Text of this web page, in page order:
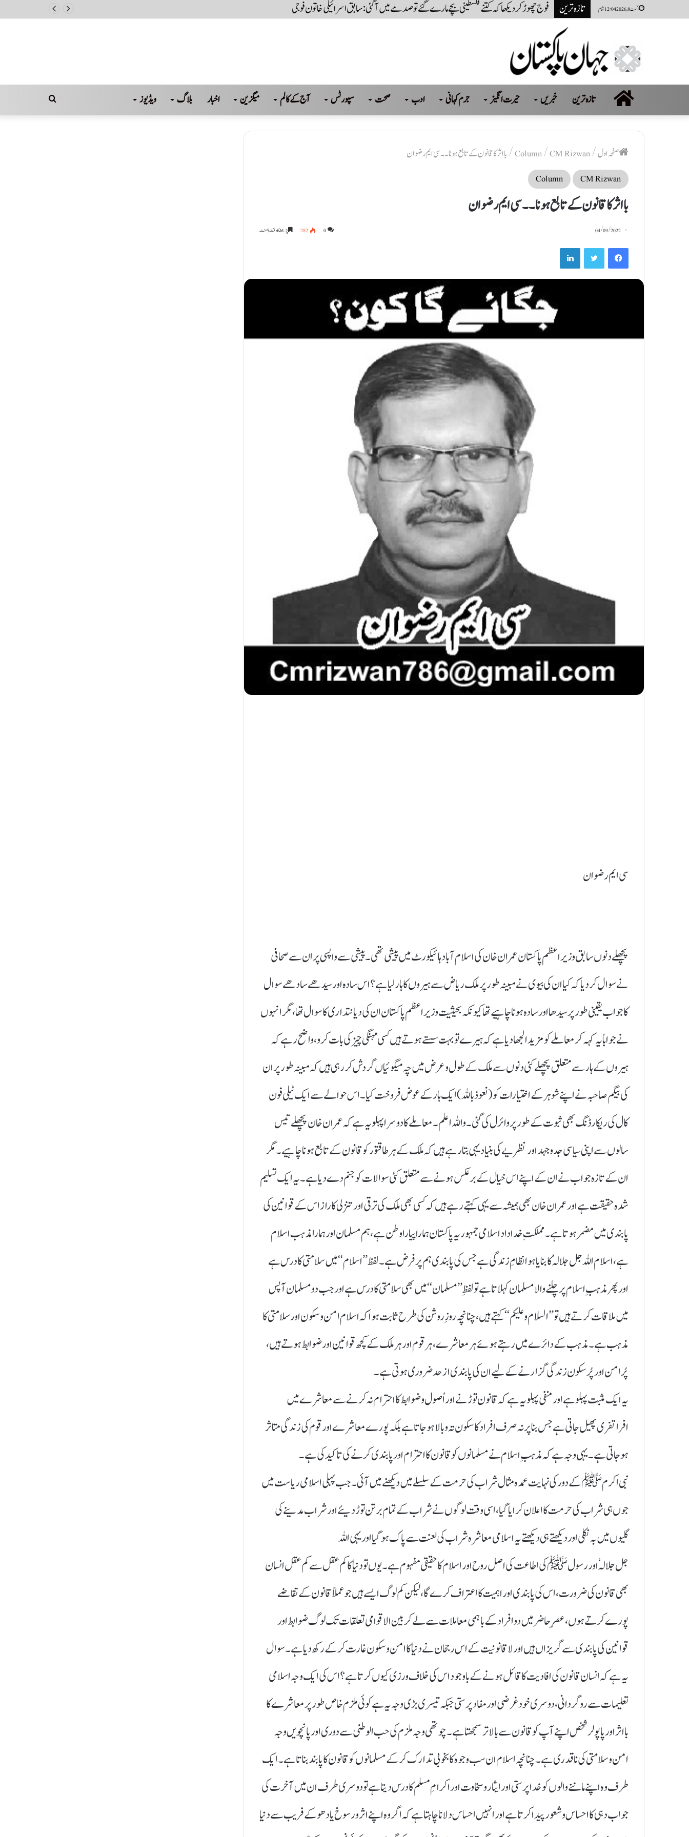
اگست 8, 2026 12:04 شام تازہ ترین نظام ناکام نہیں ناکام کروایاگیا ہے، جب تک عوام کی حاکمیت تسلیم نہیں کریں گے تب تک سسٹم نہیں چل پائےگا: بلاول
صفحہ
اول
تازہ ترین خبریں حیرت انگیز جرم کہانی ادب صحت سپورٹس آج کے کالم میگزین اخبار بلاگ ویڈیوز Search
صفحہ اول /
Column/CM Rizwan
/بااثر کا قانون کے تابع ہونا ۔۔ سی ایم رضوان
CM Rizwan
Column
بااثر کا قانون کے تابع ہونا ۔۔ سی ایم رضوان
04/09/2022
0
282 پڑھنے کا وقت 5 منٹ
Facebook
Twitter
LinkedIn
سی ایم رضوان
پچھلے دنوں سابق وزیراعظم پاکستان عمران خان کی اسلام آباد ہائیکورٹ میں پیشی تھی۔ پیشی سے واپسی پر ان سے صحافی
نے سوال کر دیا کہ کیا ان کی بیوی نے مبینہ طور پر ملک ریاض سے ہیروں کا ہار لیا ہے؟ اس سادہ اور سیدھے سادھے سوال
کا جواب یقینی طور پر سیدھا اور سادہ ہونا چاہیے تھاکیونکہ بحیثیت وزیراعظم پاکستان ان کی دیانتداری کا سوال تھا، مگر انہوں
نے جواباً یہ کہہ کر معاملے کو مزید الجھا دیا ہے کہ ہیرے تو بہت سستے ہوتے ہیں کسی مہنگی چیز کی بات کرو، واضح رہے کہ
ہیروں کے ہار سے متعلق پچھلے کئی دنوں سے ملک کے طول و عرض میں چہ میگوئیاں گردش کررہی ہیں کہ مبینہ طور پر ان
کی بیگم صاحبہ نے اپنے شوہر کے اختیارات کو (نعوذباللہ) ایک ہار کے عوض فروخت کیا۔ اس حوالے سے ایک ٹیلی فون
کال کی ریکارڈنگ بھی ثبوت کے طور پر وائرل کی گئی۔ واللہ اعلم۔ معاملے کا دوسرا پہلو یہ ہے کہ عمران خان پچھلے تیس
سالوں سے اپنی سیاسی جدوجہد اور نظریے کی بنیاد یہی بتا رہے ہیں کہ ملک کے ہر طاقتور کو قانون کے تابع ہونا چاہیے۔ مگر
ان کے تازہ جواب نے ان کے اپنے اس خیال کے برعکس ہونے سے متعلق کئی سوالات کو جنم دے دیا ہے۔ یہ ایک تسلیم
شدہ حقیقت ہے اور عمران خان بھی ہمیشہ سے یہی کہتے رہے ہیں کہ کسی بھی ملک کی ترقی اور تنزلی کا راز اس کے قوانین کی
پابندی میں مضمر ہوتا ہے۔ مملکتِ خداداد اسلامی جمہوریہ پاکستان ہمارا پیارا وطن ہے ، ہم مسلمان اورہمارا مذہب اسلام
ہے، اسلام اللہ جل جلالہٗ کا بنایا ہوا نظامِ زندگی ہے جس کی پابندی ہم پر فرض ہے۔ لفظ ’’اسلام‘‘ میں سلامتی کا درس ہے
اور پھر مذہبِ اسلام پر چلنے والا مسلمان کہلاتا ہے تو لفظِ ’’مسلمان‘‘ میں بھی سلامتی کا درس ہے اور جب دو مسلمان آپس
میں ملاقات کرتے ہیں تو ’’السلام و علیکم‘‘ کہتے ہیں، چنانچہ روزِ روشن کی طرح ثابت ہوا کہ اسلام امن وسکون اور سلامتی کا
مذہب ہے۔ مذہب کے دائرے میں رہتے ہوئے ہر معاشرے، ہرقوم اور ہرملک کے کچھ قوانین اور ضوابط ہوتے ہیں،
پُرامن اور پُر سکون زندگی گزارنے کے لیے ان کی پابندی از حد ضروری ہوتی ہے۔
یہ ایک مثبت پہلو ہے اور منفی پہلو یہ ہے کہ قانون توڑنے اور اُصول وضوابط کا احترام نہ کرنے سے معاشرے میں
افراتفری پھیل جاتی ہے جس بنا پر نہ صرف افراد کا سکون تہ و بالا ہوجاتاہے بلکہ پورے معاشرے اور قوم کی زندگی متاثر
ہوجاتی ہے۔ یہی وجہ ہے کہ مذہبِ اسلام نے مسلمانوں کو قانون کا احترام اور پابندی کرنے کی تاکید کی ہے۔
نبی اکرم ﷺکے دور کی نہایت عمدہ مثال شراب کی حرمت کے سلسلے میں دیکھنے میں آئی۔ جب پہلی اسلامی ریاست میں
جوں ہی شراب کی حرمت کا اعلان کرایا گیا، اسی وقت لوگوں نے شراب کے تمام برتن توڑ دیئے اور شراب مدینے کی
گلیوں میں بہ نکلی اور دیکھتے ہی دیکھتے یہ اسلامی معاشرہ شراب کی لعنت سے پاک ہوگیا اور یہی اللہ
جل جلالہٗ اور رسول ﷺکی اطاعت کی اصل روح اور اسلام کا حقیقی مفہوم ہے۔یوں تو دنیا کا کم عقل سے کم عقل انسان
بھی قانون کی ضرورت، اس کی پابندی اور اہمیت کا اعتراف کرے گا، لیکن کم لوگ ایسے ہیں جو عملاً قانون کے تقاضے
پورے کرتے ہوں، عصرِ حاضر میں دو افراد کے باہمی معاملات سے لے کر بین الاقوامی تعلقات تک لوگ ضوابط اور
قوانین کی پابندی سے گریزاں ہیں اور لاقانونیت کے اس رجحان نے دنیا کا امن وسکون غارت کر کے رکھ دیا ہے۔ سوال
یہ ہے کہ انسان قانون کی افادیت کا قائل ہونے کے باوجود اس کی خلاف ورزی کیوں کرتا ہے؟ اس کی ایک وجہ اسلامی
تعلیمات سے روگردانی، دوسری خود غرضی اور مفاد پرستی جبکہ تیسری بڑی وجہ یہ ہے کوئی ملزم خاص طور پر معاشرے کا
بااثر اور پاپولر شخص اپنے آپ کو قانون سے بالا تر سمجھتا ہے۔ چوتھی وجہ ملزم کی حب الوطنی سے دوری اورپانچویں وجہ
امن وسلامتی کی ناقدری ہے۔ چنانچہ اسلام ان سب وجوہ کا بخوبی تدارک کر کے مسلمانوں کو قانون کا پابند بناتا ہے۔ ایک
طرف وہ اپنے ماننے والوں کو خدا پرستی اور ایثار وسخاوت اور اکرامِ مسلم کا درس دیتا ہے تو دوسری طرف ان میں آخرت کی
جواب دہی کا احساس وشعور پیدا کرتا ہے اور انہیں احساس دلانا چاہتا ہے کہ اگر وہ اپنے اثر و رسوخ یا دھوکے فریب سے دنیا